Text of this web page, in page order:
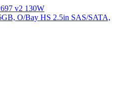
v2 130W
O/Bay HS 2.5in SAS/SATA,